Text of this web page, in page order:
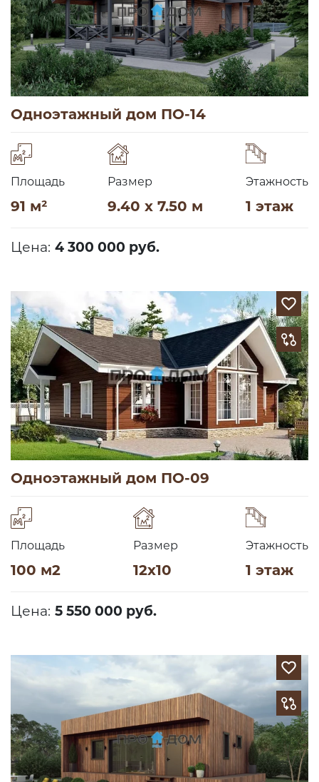
Одноэтажный дом ПО-14
Площадь
91 м²
Размер
9.40 x 7.50 м
Этажность
1 этаж
Цена: 4 300 000 руб.
Одноэтажный дом ПО-09
Площадь
100 м2
Размер
12х10
Этажность
1 этаж
Цена: 5 550 000 руб.